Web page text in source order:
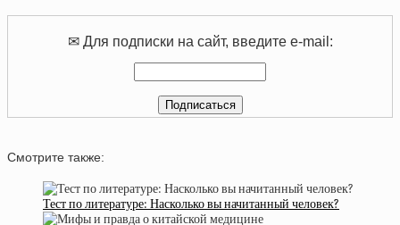
✉ Для подписки на сайт, введите e-mail:
Смотрите также:
Тест по литературе: Насколько вы начитанный человек?